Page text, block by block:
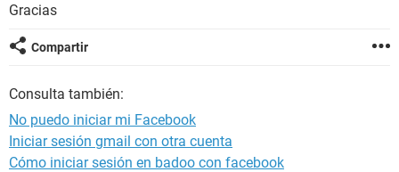
Gracias
Compartir
Consulta también:
No puedo iniciar mi Facebook
Iniciar sesión gmail con otra cuenta
Cómo iniciar sesión en badoo con facebook